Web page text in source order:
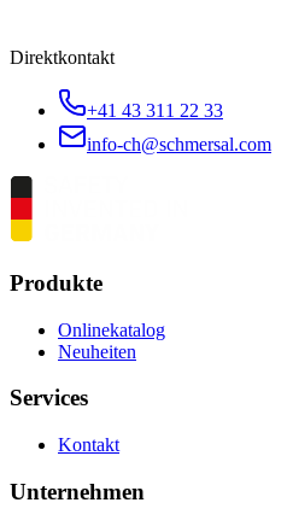
Direktkontakt
+41 43 311 22 33
info-ch@schmersal.com
Produkte
Onlinekatalog
Neuheiten
Services
Kontakt
Unternehmen